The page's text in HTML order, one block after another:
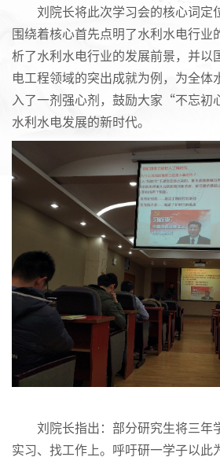
刘院长将此次学习会的核心词
围绕着核心首先点明了水利水电行业
析了水利水电行业的发展前景，并以
电工程领域的突出成就为例，为全体
入了一剂强心剂，鼓励大家“不忘初
水利水电发展的新时代。
刘院长指出：部分研究生将三年
实习、找工作上。呼吁研一学子以此